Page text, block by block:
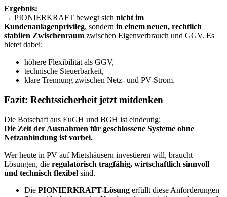
Ergebnis:
→ PIONIERKRAFT bewegt sich nicht im
Kundenanlagenprivileg, sondern in einem neuen, rechtlich
stabilen Zwischenraum zwischen Eigenverbrauch und GGV. Es
bietet dabei:
höhere Flexibilität als GGV,
technische Steuerbarkeit,
klare Trennung zwischen Netz- und PV-Strom.
Fazit: Rechtssicherheit jetzt mitdenken
Die Botschaft aus EuGH und BGH ist eindeutig:
Die Zeit der Ausnahmen für geschlossene Systeme ohne
Netzanbindung ist vorbei.
Wer heute in PV auf Mietshäusern investieren will, braucht
Lösungen, die regulatorisch tragfähig, wirtschaftlich sinnvoll
und technisch flexibel sind.
Die PIONIERKRAFT-Lösung erfüllt diese Anforderungen